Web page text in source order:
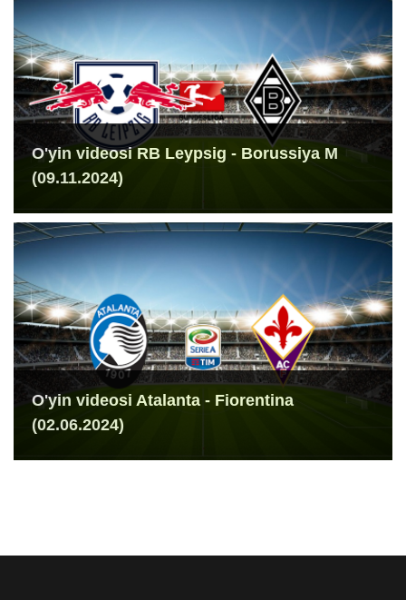
O'yin videosi RB Leypsig - Borussiya M
(09.11.2024)
O'yin videosi Atalanta - Fiorentina
(02.06.2024)